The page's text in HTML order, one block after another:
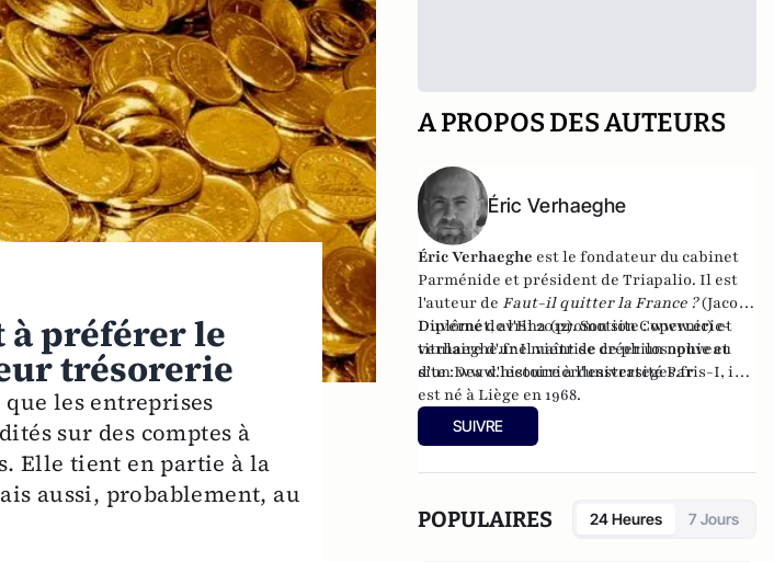
préférer le
trésorerie
les entreprises
sur des comptes à
Elle tient en partie à la
aussi, probablement, au
A PROPOS DES AUTEURS
Éric Verhaeghe
Éric Verhaeghe est le fondateur du cabinet
Parménide et président deTriapalio. Il est
l'auteur de Faut-il quitter la France ?(Jacob-
Duvernet, avril 2012). Son site :www.eric-
verhaeghe.frIl vient de créer un nouveau
site :www.lecourrierdesstrateges.fr
Diplômé de l'Ena (promotion Copernic) et
titulaire d'une maîtrise de philosophie et
d'un Dea d'histoire à l'université Paris-I, il
est né à Liège en 1968.
SUIVRE
POPULAIRES 24 Heures 7 Jours